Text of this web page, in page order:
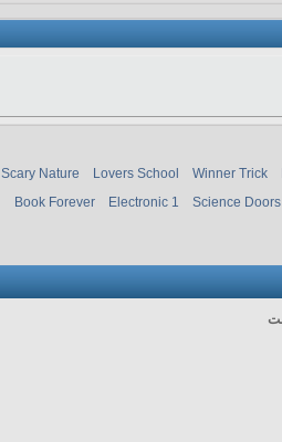
Scary Nature Lovers School Winner Trick
Book Forever
Electronic 1 Science Doors